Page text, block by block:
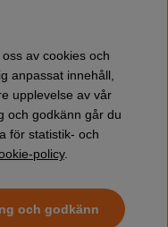
användare av
sortiment av
tillbehör
och allmän
din Husqvarna
hos oss!
av cookies och
anpassat innehåll,
upplevelse av vår
och godkänn går du
för statistik- och
policy.
och godkänn